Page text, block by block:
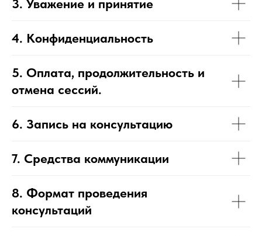
3. Уважение и принятие
4. Конфиденциальность
5. Оплата, продолжительность и
отмена сессий.
6. Запись на консультацию
7. Средства коммуникации
8. Формат проведения
консультаций